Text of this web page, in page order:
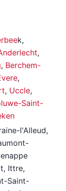
k,
,
, Berchem-
,
, Uccle,
Saint-
l'Alleud,
Ittre,
Saint-